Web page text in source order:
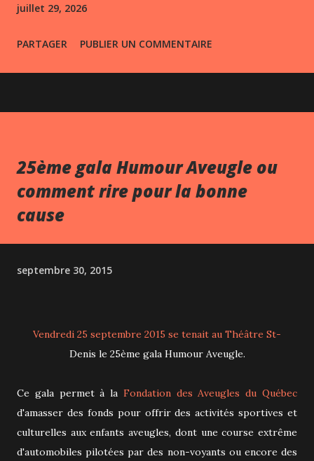
juillet 29, 2026
PARTAGER PUBLIER UN COMMENTAIRE
25ème gala Humour Aveugle ou
comment rire pour la bonne
cause
septembre 30, 2015
Vendredi 25 septembre 2015 se tenait au Théâtre St-
Denis le 25ème gala Humour Aveugle.
Ce gala permet à la Fondation des Aveugles du Québec
d'amasser des fonds pour offrir des activités sportives et
culturelles aux enfants aveugles, dont une course extrême
d'automobiles pilotées par des non-voyants ou encore des